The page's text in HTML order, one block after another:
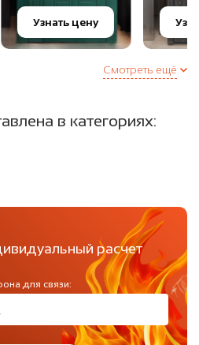
Узнать цену
Смотреть ещё
в категориях:
расчет
для связи: